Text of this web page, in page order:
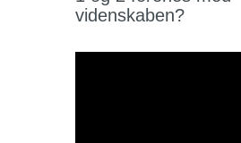
videnskaben?